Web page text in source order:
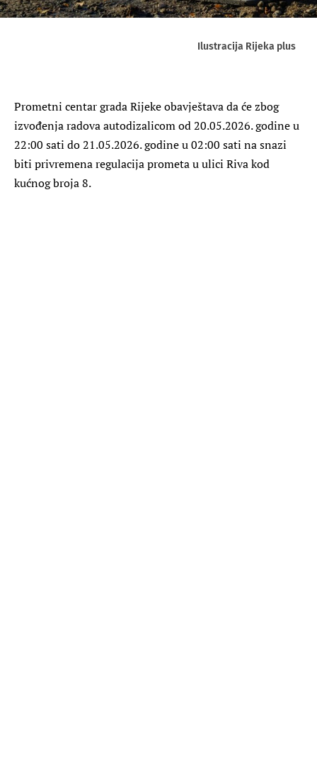
Ilustracija Rijeka plus
Prometni centar grada Rijeke obavještava da će zbog
izvođenja radova autodizalicom od 20.05.2026. godine u
22:00 sati do 21.05.2026. godine u 02:00 sati na snazi
biti privremena regulacija prometa u ulici Riva kod
kućnog broja 8.